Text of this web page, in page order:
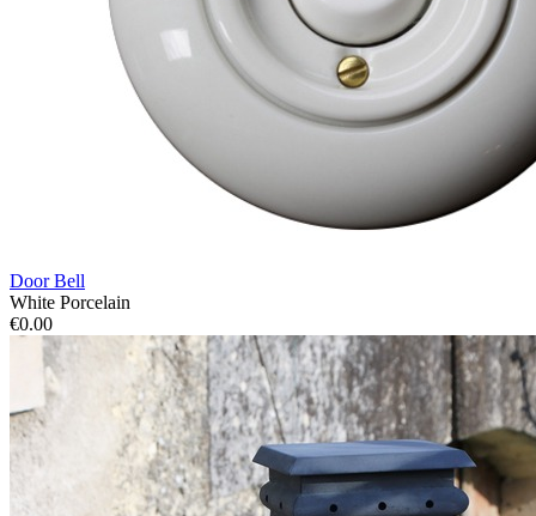
Door Bell
White Porcelain
€0.00